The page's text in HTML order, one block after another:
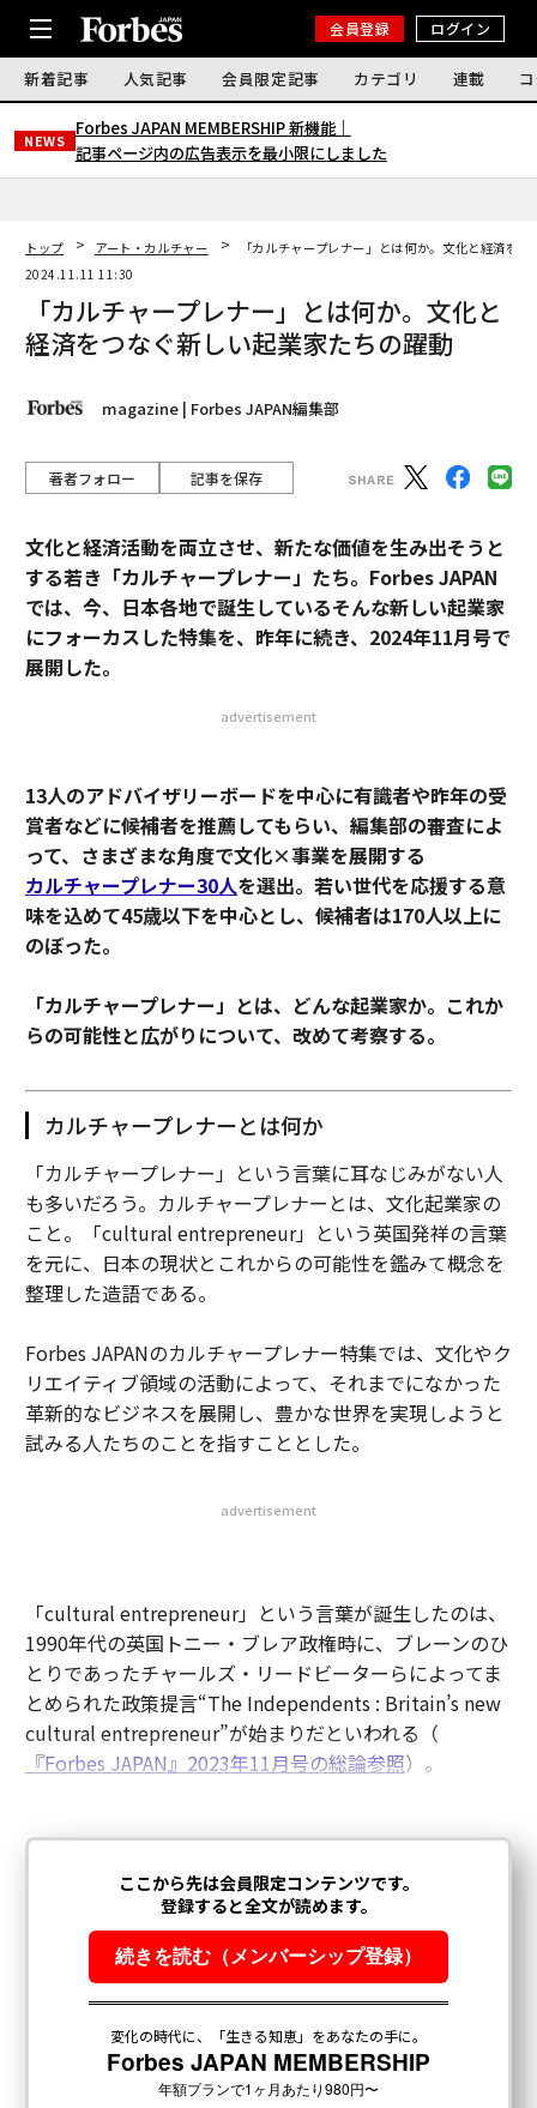
会員登録 ログイン
新着記事 人気記事 会員限定記事 カテゴリ 連載
NEWS
Forbes JAPAN MEMBERSHIP 新機能｜
記事ページ内の広告表示を最小限にしました
トップ アート・カルチャー
「カルチャープレナー」とは何か。文化と経済を
2024.11.11 11:30
「カルチャープレナー」とは何か。文化と
経済をつなぐ新しい起業家たちの躍動
magazine | Forbes JAPAN編集部
著者フォロー 記事を保存
文化と経済活動を両立させ、新たな価値を生み出そうと
する若き「カルチャープレナー」たち。Forbes JAPAN
では、今、日本各地で誕生しているそんな新しい起業家
にフォーカスした特集を、昨年に続き、2024年11月号で
展開した。
advertisement
13人のアドバイザリーボードを中心に有識者や昨年の受
賞者などに候補者を推薦してもらい、編集部の審査によ
って、さまざまな角度で文化×事業を展開する
カルチャープレナー30人を選出。若い世代を応援する意
味を込めて45歳以下を中心とし、候補者は170人以上に
のぼった。
「カルチャープレナー」とは、どんな起業家か。これか
らの可能性と広がりについて、改めて考察する。
カルチャープレナーとは何か
「カルチャープレナー」という言葉に耳なじみがない人
も多いだろう。カルチャープレナーとは、文化起業家の
こと。「cultural entrepreneur」という英国発祥の言葉
を元に、日本の現状とこれからの可能性を鑑みて概念を
整理した造語である。
Forbes JAPANのカルチャープレナー特集では、文化やク
リエイティブ領域の活動によって、それまでになかった
革新的なビジネスを展開し、豊かな世界を実現しようと
試みる人たちのことを指すこととした。
advertisement
「cultural entrepreneur」という言葉が誕生したのは、
1990年代の英国トニー・ブレア政権時に、ブレーンのひ
とりであったチャールズ・リードビーターらによってま
とめられた政策提言“The Independents : Britain’s new
cultural entrepreneur”が始まりだといわれる（
『Forbes JAPAN』2023年11月号の総論参照）。